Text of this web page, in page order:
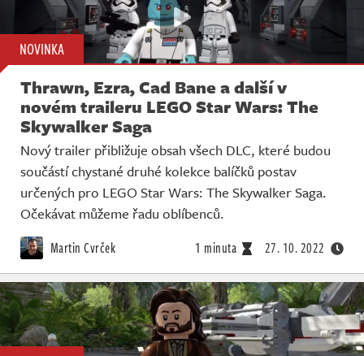
NOVINKA
Thrawn, Ezra, Cad Bane a další v
novém traileru LEGO Star Wars: The
Skywalker Saga
Nový trailer přibližuje obsah všech DLC, které budou
součástí chystané druhé kolekce balíčků postav
určených pro LEGO Star Wars: The Skywalker Saga.
Očekávat můžeme řadu oblíbenců.
Martin Cvrček 1 minuta 27. 10. 2022